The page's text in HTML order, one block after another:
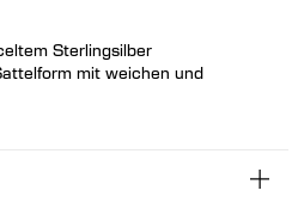
Sterlingsilber
mit weichen und